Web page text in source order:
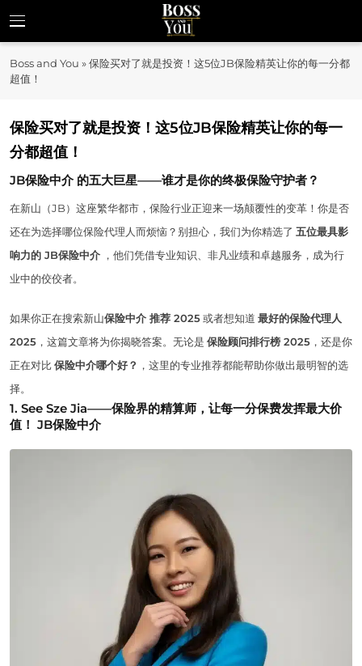
to
content
Boss and You
Boss and You »保险买对了就是投资！这5位JB保险精英让你的每一分都
超值！
保险买对了就是投资！这5位JB保险精英让你的每一
分都超值！
JB保险中介的五大巨星——谁才是你的终极保险守护者？
在新山（JB）这座繁华都市，保险行业正迎来一场颠覆性的变革！你是否
还在为选择哪位保险代理人而烦恼？别担心，我们为你精选了 五位最具影
响力的 JB保险中介 ，他们凭借专业知识、非凡业绩和卓越服务，成为行
业中的佼佼者。
如果你正在搜索新山保险中介 推荐 2025或者想知道 最好的保险代理人
2025 ，这篇文章将为你揭晓答案。无论是 保险顾问排行榜 2025 ，还是你
正在对比保险中介哪个好？ ，这里的专业推荐都能帮助你做出最明智的选
择。
1. See Sze Jia——保险界的精算师，让每一分保费发挥最大价
值！ JB保险中介